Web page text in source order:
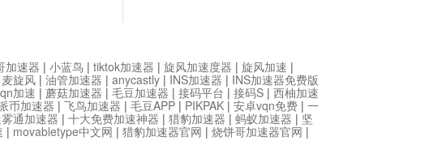
加速器 | 小蓝鸟 | tiktok加速器 | 旋风加速度器 | 旋风加速 |
麦旋风 | 油管加速器 | anycastly | INS加速器 | INS加速器免费版
加速 | 蘑菇加速器 | 毛豆加速器 | 接码平台 | 接码S | 西柚加速
币加速器 | 飞鸟加速器 | 毛豆APP | PIKPAK | 安卓vqn免费 | 一
通加速器 | 十大免费加速神器 | 猎豹加速器 | 蚂蚁加速器 | 坚
| movabletype中文网 | 猎豹加速器官网 | 烧饼哥加速器官网 |